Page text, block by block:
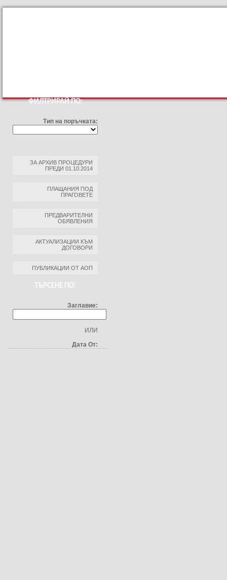
ФИЛТРИРАЙ ПО:
Тип на поръчката:
ЗА АРХИВ ПРОЦЕДУРИ
ПРЕДИ 01.10.2014
ПЛАЩАНИЯ ПОД
ПРАГОВЕТЕ
ПРЕДВАРИТЕЛНИ
ОБЯВЛЕНИЯ
АКТУАЛИЗАЦИИ КЪМ
ДОГОВОРИ
ПУБЛИКАЦИИ ОТ АОП
ТЪРСЕНЕ ПО:
Заглавие:
ИЛИ
Дата От: